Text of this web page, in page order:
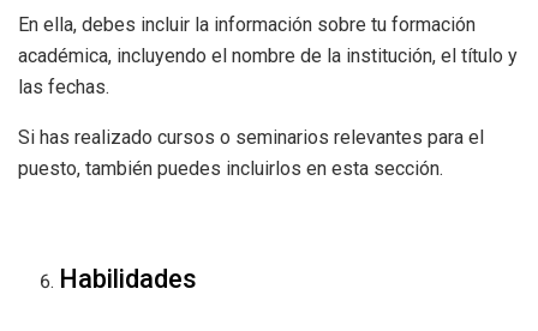
En ella, debes incluir la información sobre tu formación
académica, incluyendo el nombre de la institución, el título y
las fechas.
Si has realizado cursos o seminarios relevantes para el
puesto, también puedes incluirlos en esta sección.
Habilidades